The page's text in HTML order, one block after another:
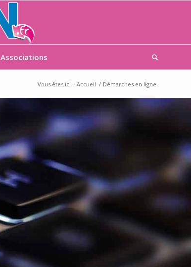
Associations
Vous êtes ici : Accueil / Démarches en ligne